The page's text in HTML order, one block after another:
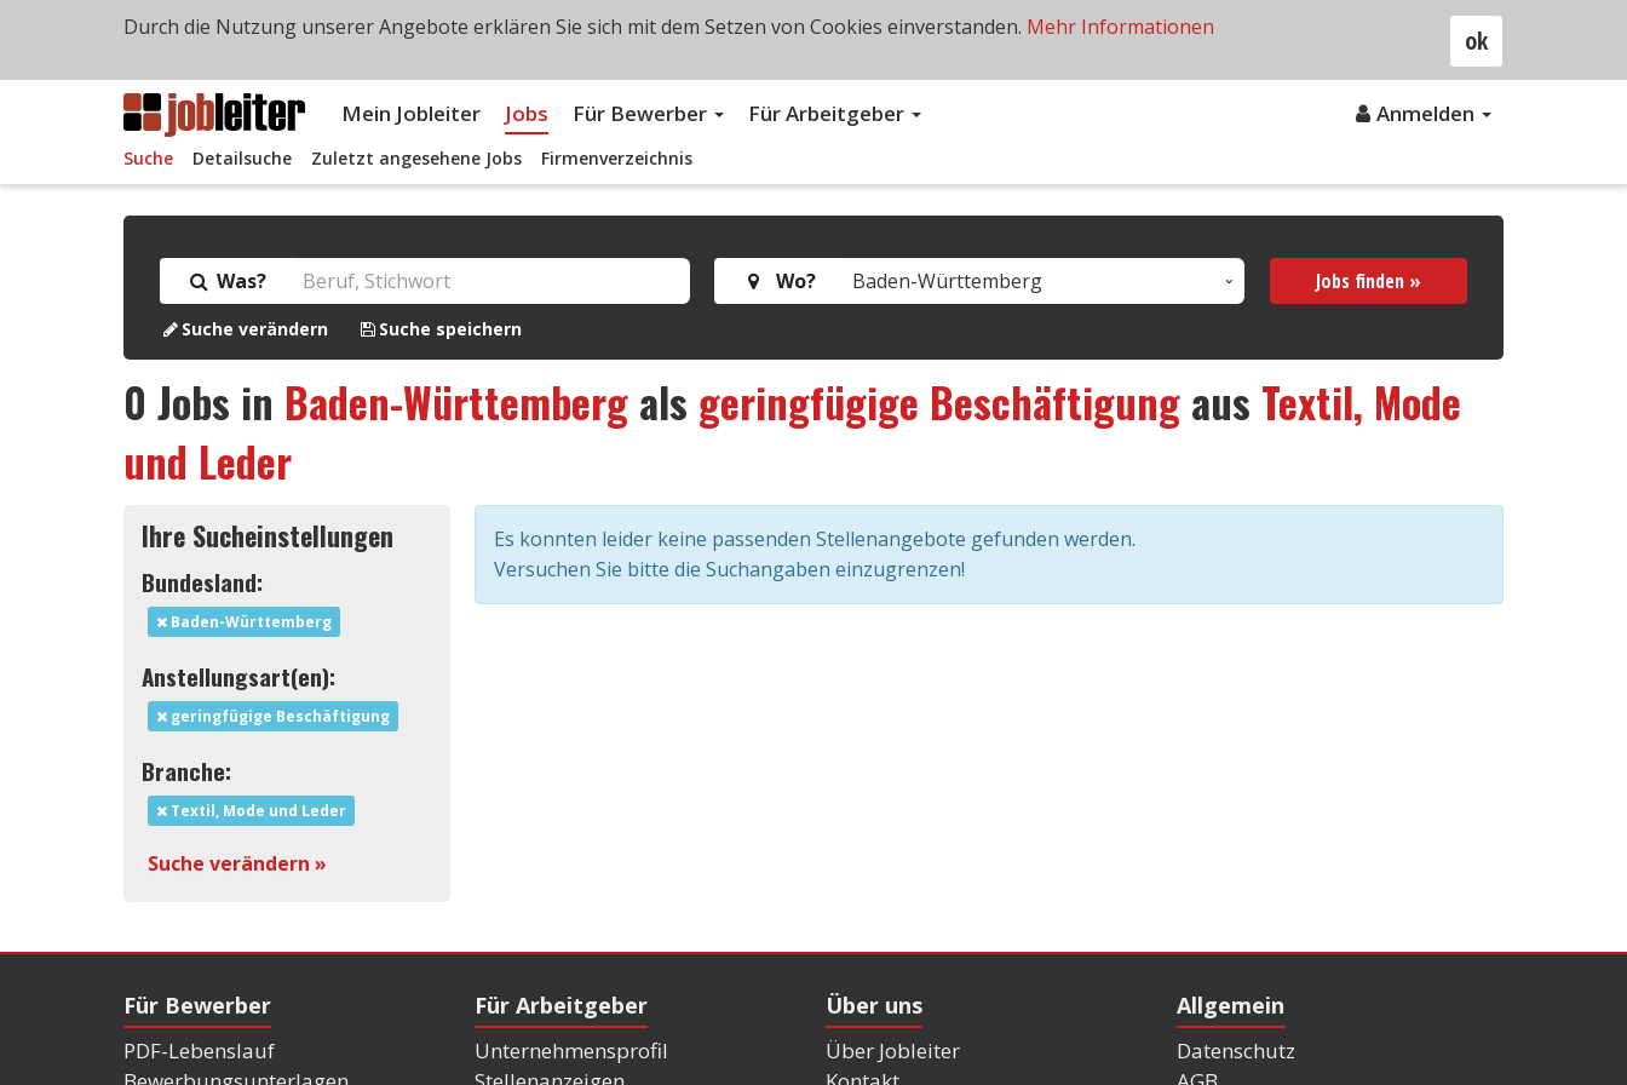
Mein Jobleiter Jobs Für Bewerber Für Arbeitgeber Anmelden
Suche Detailsuche Zuletzt angesehene Jobs Firmenverzeichnis
Was? Wo? Jobs finden »
Suche verändern Suche speichern
0 Jobs in Baden-Württembergals geringfügige Beschäftigungaus Textil, Mode
und Leder
Ihre Sucheinstellungen
Bundesland:
Baden-Württemberg
Anstellungsart(en):
geringfügige Beschäftigung
Branche:
Textil, Mode und Leder
Suche verändern »
Es konnten leider keine passenden Stellenangebote gefunden werden.
Versuchen Sie bitte die Suchangaben einzugrenzen!
Für Bewerber
PDF-Lebenslauf
Für Arbeitgeber
Unternehmensprofil
Über uns
Über Jobleiter
Allgemein
Datenschutz
ok
Durch die Nutzung unserer Angebote erklären Sie sich mit dem Setzen von Cookies einverstanden. Mehr Informationen